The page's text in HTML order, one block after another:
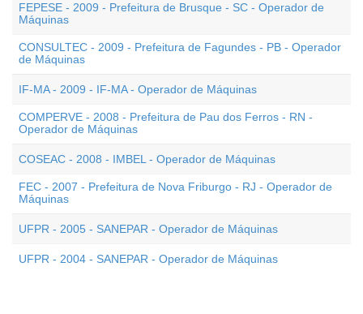
FEPESE - 2009 - Prefeitura de Brusque - SC - Operador de
Máquinas
CONSULTEC - 2009 - Prefeitura de Fagundes - PB - Operador
de Máquinas
IF-MA - 2009 - IF-MA - Operador de Máquinas
COMPERVE - 2008 - Prefeitura de Pau dos Ferros - RN -
Operador de Máquinas
COSEAC - 2008 - IMBEL - Operador de Máquinas
FEC - 2007 - Prefeitura de Nova Friburgo - RJ - Operador de
Máquinas
UFPR - 2005 - SANEPAR - Operador de Máquinas
UFPR - 2004 - SANEPAR - Operador de Máquinas